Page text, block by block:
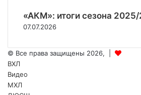
«АКМ»: итоги сезона 2025/
07.07.2026
© Все права защищены 2026, |
ВХЛ
Видео
МХЛ